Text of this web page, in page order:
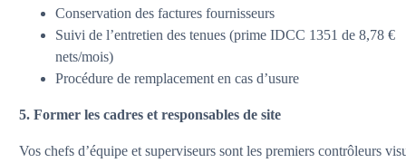
Conservation des factures fournisseurs
Suivi de l’entretien des tenues (prime IDCC 1351 de 8,78 €
nets/mois)
Procédure de remplacement en cas d’usure
5. Former les cadres et responsables de site
Vos chefs d’équipe et superviseurs sont les premiers contrôleurs